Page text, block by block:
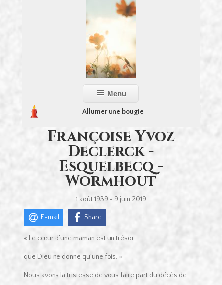
Menu
Allumer une bougie
Françoise Yvoz
Declerck -
Esquelbecq -
Wormhout
1 août 1939 - 9 juin 2019
E-mail Share
« Le cœur d’une maman est un trésor
que Dieu ne donne qu’une fois. »
Nous avons la tristesse de vous faire part du décès de